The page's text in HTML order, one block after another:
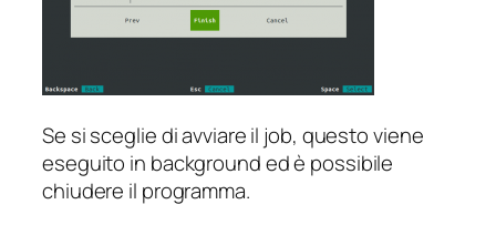
Se si sceglie di avviare il job, questo viene
eseguito in background ed è possibile
chiudere il programma.